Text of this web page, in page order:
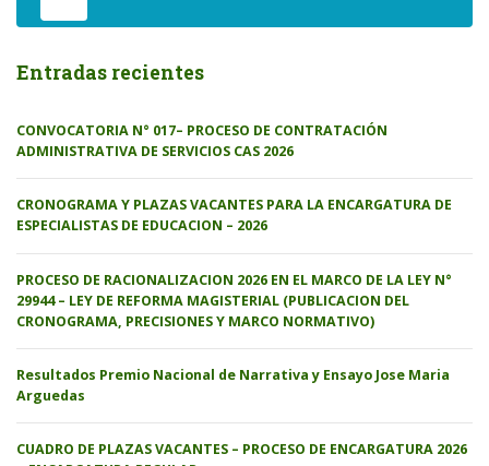
Entradas recientes
CONVOCATORIA N° 017– PROCESO DE CONTRATACIÓN
ADMINISTRATIVA DE SERVICIOS CAS 2026
CRONOGRAMA Y PLAZAS VACANTES PARA LA ENCARGATURA DE
ESPECIALISTAS DE EDUCACION – 2026
PROCESO DE RACIONALIZACION 2026 EN EL MARCO DE LA LEY N°
29944 – LEY DE REFORMA MAGISTERIAL (PUBLICACION DEL
CRONOGRAMA, PRECISIONES Y MARCO NORMATIVO)
Resultados Premio Nacional de Narrativa y Ensayo Jose Maria
Arguedas
CUADRO DE PLAZAS VACANTES – PROCESO DE ENCARGATURA 2026